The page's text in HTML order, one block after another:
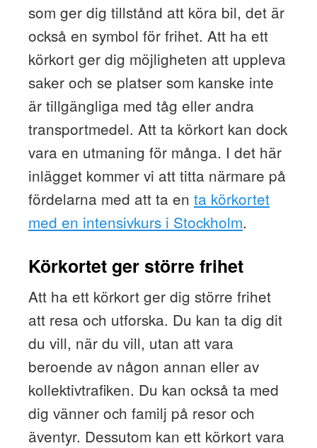
som ger dig tillstånd att köra bil, det är
också en symbol för frihet. Att ha ett
körkort ger dig möjligheten att uppleva
saker och se platser som kanske inte
är tillgängliga med tåg eller andra
transportmedel. Att ta körkort kan dock
vara en utmaning för många. I det här
inlägget kommer vi att titta närmare på
fördelarna med att ta en ta körkortet
med en intensivkurs i Stockholm.
Körkortet ger större frihet
Att ha ett körkort ger dig större frihet
att resa och utforska. Du kan ta dig dit
du vill, när du vill, utan att vara
beroende av någon annan eller av
kollektivtrafiken. Du kan också ta med
dig vänner och familj på resor och
äventyr. Dessutom kan ett körkort vara